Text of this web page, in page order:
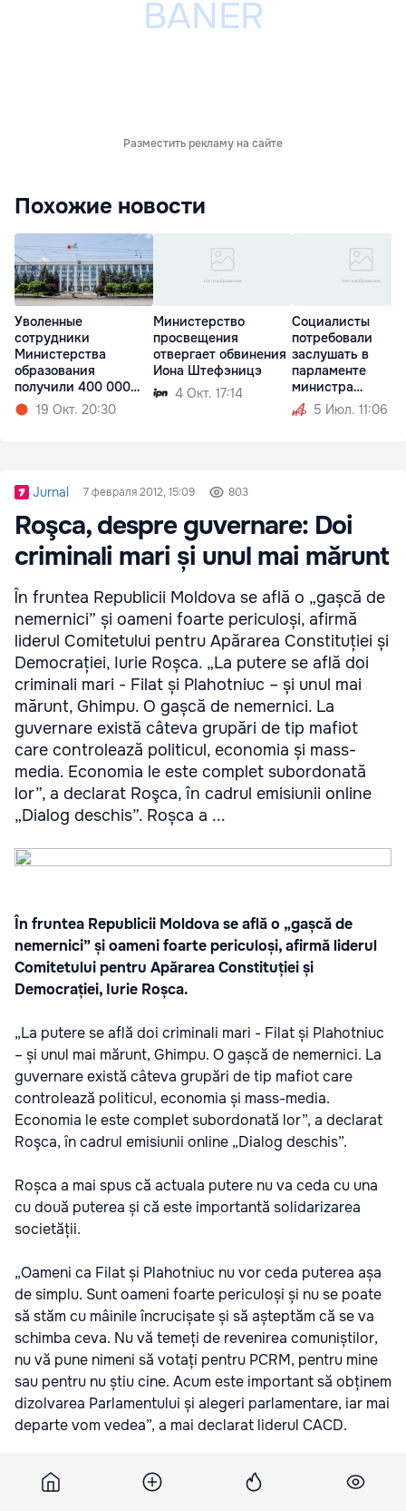
Разместить рекламу на сайте
Похожие новости
Уволенные
сотрудники
Министерства
образования
получили 400 000
леев19 Окт. 20:30
Министерство
просвещения
отвергает обвинения
Иона Штефэницэ
4 Окт. 17:14
Социалисты
потребовали
заслушать в
парламенте
министра
просвещения
5 Июл. 11:06
Jurnal 7 февраля 2012, 15:09 803
Roşca, despre guvernare: Doi
criminali mari și unul mai mărunt
În fruntea Republicii Moldova se află o „gașcă de
nemernici” și oameni foarte periculoși, afirmă
liderul Comitetului pentru Apărarea Constituției și
Democrației, Iurie Roșca. „La putere se află doi
criminali mari - Filat și Plahotniuc – și unul mai
mărunt, Ghimpu. O gașcă de nemernici. La
guvernare există câteva grupări de tip mafiot
care controlează politicul, economia și mass-
media. Economia le este complet subordonată
lor”, a declarat Roşca, în cadrul emisiunii online
„Dialog deschis”. Roșca a ...
În fruntea Republicii Moldova se află o „gașcă de
nemernici” și oameni foarte periculoși, afirmă liderul
Comitetului pentru Apărarea Constituției și
Democrației, Iurie Roșca.
„La putere se află doi criminali mari - Filat și Plahotniuc
– și unul mai mărunt, Ghimpu. O gașcă de nemernici. La
guvernare există câteva grupări de tip mafiot care
controlează politicul, economia și mass-media.
Economia le este complet subordonată lor”, a declarat
Roşca, în cadrul emisiunii online „Dialog deschis”.
Roșca a mai spus că actuala putere nu va ceda cu una
cu două puterea și că este importantă solidarizarea
societății.
„Oameni ca Filat și Plahotniuc nu vor ceda puterea așa
de simplu. Sunt oameni foarte periculoși și nu se poate
să stăm cu mâinile încrucișate și să așteptăm că se va
schimba ceva. Nu vă temeți de revenirea comuniștilor,
nu vă pune nimeni să votați pentru PCRM, pentru mine
sau pentru nu știu cine. Acum este important să obținem
dizolvarea Parlamentului și alegeri parlamentare, iar mai
departe vom vedea”, a mai declarat liderul CACD.
În cadrul emisiunii, Roșca i-a criticat acid pe liderii AIE.
El l-a calificat pe Mihai Ghimpu drept „dezaxat” și